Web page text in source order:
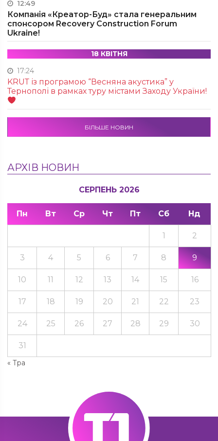
12:49
Компанія «Креатор-Буд» стала генеральним
спонсором Recovery Construction Forum
Ukraine!
18 КВІТНЯ
17:24
KRUТ із програмою “Весняна акустика” у
Тернополі в рамках туру містами Заходу України!
БІЛЬШЕ НОВИН
АРХІВ НОВИН
СЕРПЕНЬ 2026
Пн Вт Ср Чт Пт Сб Нд
« Тра
1 2
3 4 5 6 7 8 9
10 11 12 13 14 15 16
17 18 19 20 21 22 23
24 25 26 27 28 29 30
31